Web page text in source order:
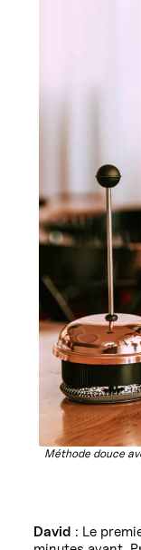
Méthode douce
David : Le